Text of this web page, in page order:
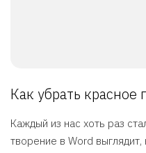
Как убрать
Каждый из нас хоть раз
творение в Word выглядит,